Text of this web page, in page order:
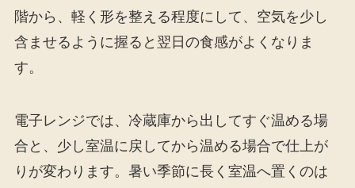
階から、軽く形を整える程度にして、空気を少し
含ませるように握ると翌日の食感がよくなりま
す。
電子レンジでは、冷蔵庫から出してすぐ温める場
合と、少し室温に戻してから温める場合で仕上が
りが変わります。暑い季節に長く室温へ置くのは